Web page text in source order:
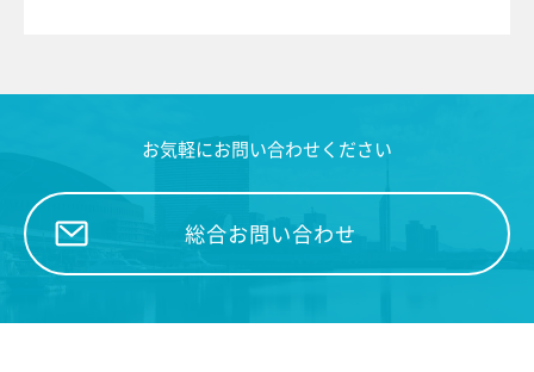
お気軽にお問い合わせください
総合お問い合わせ